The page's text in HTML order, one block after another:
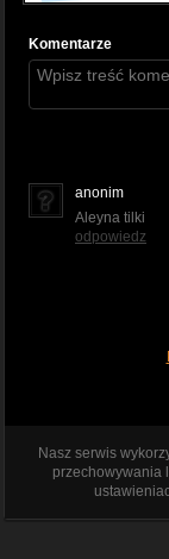
Komentarze
anonim
Aleyna tilki
odpowiedz
Nasz serwis
przechowywania